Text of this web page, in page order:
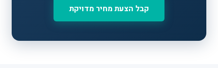
קבל הצעת מחיר מדויקת